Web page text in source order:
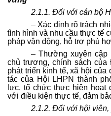
2.1.1. Đối với cán bộ
– Xác định rõ trách
tình hình và nhu cầu thực tế
pháp vận động, hỗ trợ phù
– Thường xuyên cập
chủ trương, chính sách
phát triển kinh tế, xã hội
tác của Hội LHPN thành
lực, tổ chức thực hiện
với điều kiện thực tế, đảm
2.1.2. Đối với hội viên,